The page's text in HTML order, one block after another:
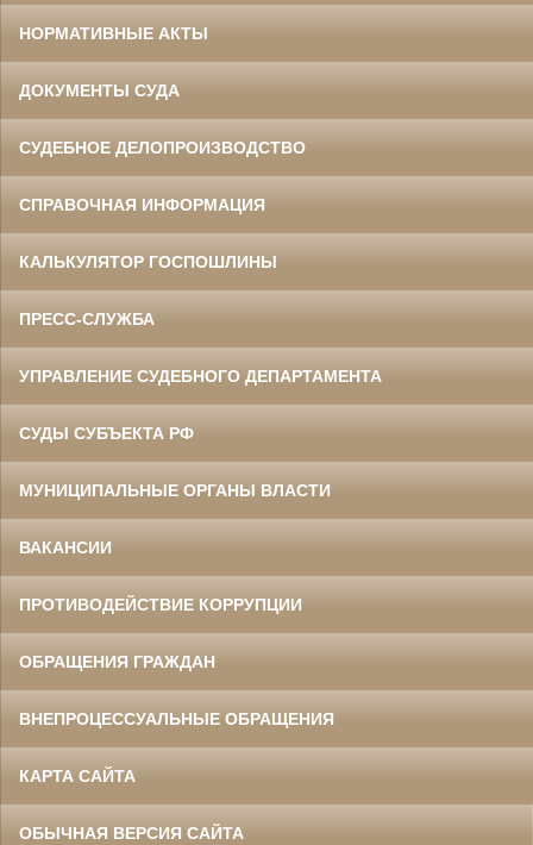
НОРМАТИВНЫЕ АКТЫ
ДОКУМЕНТЫ СУДА
СУДЕБНОЕ ДЕЛОПРОИЗВОДСТВО
СПРАВОЧНАЯ ИНФОРМАЦИЯ
КАЛЬКУЛЯТОР ГОСПОШЛИНЫ
ПРЕСС-СЛУЖБА
УПРАВЛЕНИЕ СУДЕБНОГО ДЕПАРТАМЕНТА
СУДЫ СУБЪЕКТА РФ
МУНИЦИПАЛЬНЫЕ ОРГАНЫ ВЛАСТИ
ВАКАНСИИ
ПРОТИВОДЕЙСТВИЕ КОРРУПЦИИ
ОБРАЩЕНИЯ ГРАЖДАН
ВНЕПРОЦЕССУАЛЬНЫЕ ОБРАЩЕНИЯ
КАРТА САЙТА
ОБЫЧНАЯ ВЕРСИЯ САЙТА